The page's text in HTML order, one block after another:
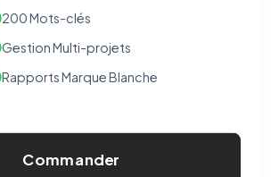
200 Mots-clés
Gestion Multi-projets
Rapports Marque Blanche
Commander